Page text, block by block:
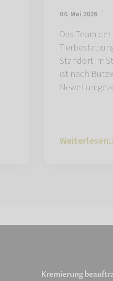
04. Mai 2026
Das Team der
Standort im
ist nach
Newel
Weiterlesen
Kremierung